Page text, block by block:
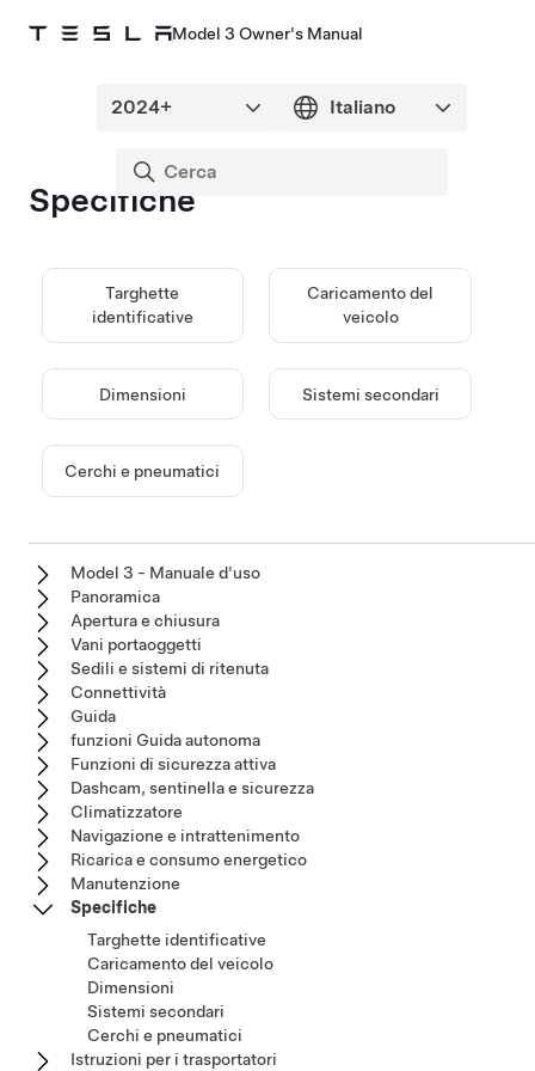
Model 3 Owner's Manual
Specifiche
Targhette
identificative
Caricamento del
veicolo
Dimensioni Sistemi secondari
Cerchi e pneumatici
Model 3 - Manuale d'uso
Panoramica
Apertura e chiusura
Vani portaoggetti
Sedili e sistemi di ritenuta
Connettività
Guida
funzioni Guida autonoma
Funzioni di sicurezza attiva
Dashcam, sentinella e sicurezza
Climatizzatore
Navigazione e intrattenimento
Ricarica e consumo energetico
Manutenzione
Specifiche
Targhette identificative
Caricamento del veicolo
Dimensioni
Sistemi secondari
Cerchi e pneumatici
Istruzioni per i trasportatori